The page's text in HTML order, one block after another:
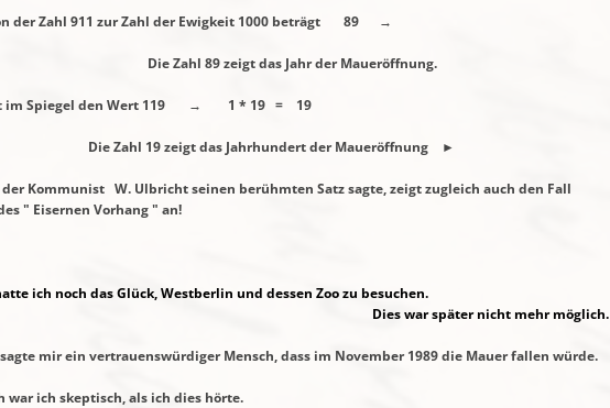
911 zur Zahl der Ewigkeit 1000 beträgt 89 →
das Jahr der Maueröffnung.
den Wert 119 → 1 * 19 = 19
Jahrhundert der Maueröffnung ►
W. Ulbricht seinen berühmten Satz sagte, zeigt zugleich auch den Fall
Eisernen Vorhang " an!
ich noch das Glück, Westberlin und dessen Zoo zu besuchen.
nicht mehr möglich.
mir ein vertrauenswürdiger Mensch, dass im November 1989 die Mauer fallen würde.
als ich dies hörte.